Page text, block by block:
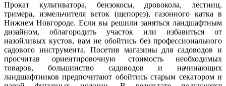
Прокат культиватора, бензокосы, дровокола, лестниц,
тримера, измельчителя веток (щепорез), газонного катка в
Нижнем Новгороде. Если вы решили заняться ландшафтным
дизайном, облагородить участок или избавиться от
назойливых кустов, вам не обойтись без профессионального
садового инструмента. Посетив магазины для садоводов и
просчитав ориентировочную стоимость необходимых
товаров, большинство садоводов и начинающих
ландшафтников предпочитают обойтись старым секатором и